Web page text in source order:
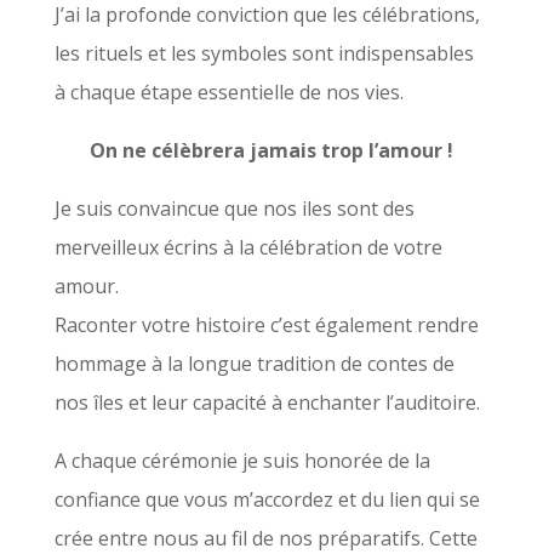
J’ai la profonde conviction que les célébrations,
les rituels et les symboles sont indispensables
à chaque étape essentielle de nos vies.
On ne célèbrera jamais trop l’amour !
Je suis convaincue que nos iles sont des
merveilleux écrins à la célébration de votre
amour.
Raconter votre histoire c’est également rendre
hommage à la longue tradition de contes de
nos îles et leur capacité à enchanter l’auditoire.
A chaque cérémonie je suis honorée de la
confiance que vous m’accordez et du lien qui se
crée entre nous au fil de nos préparatifs. Cette